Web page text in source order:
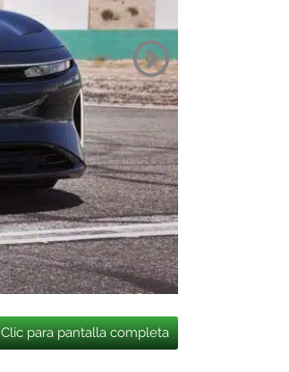
Clic para pantalla completa